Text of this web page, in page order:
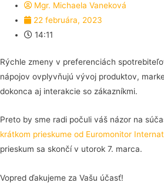
Mgr. Michaela Vaneková
22 februára, 2023
14:11
Rýchle zmeny v preferenciách
nápojov ovplyvňujú vývoj produktov,
dokonca aj interakcie so zákazníkmi.
Preto by sme radi počuli váš názor na
krátkom prieskume od Euromonitor
prieskum sa skončí v utorok 7. marca.
Vopred ďakujeme za Vašu účasť!